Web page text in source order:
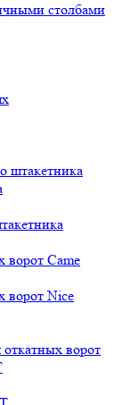
столбами
штакетника
ворот Came
ворот Nice
ворот